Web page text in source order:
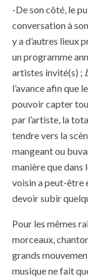
-De son côté, le
conversation à
y a d’autres lieux
un programme
artistes invité(s) ;
l’avance afin que
pouvoir capter
par l’artiste, la
tendre vers la
mangeant ou
manière que dans
voisin a peut-être
devoir subir
Pour les mêmes
morceaux,
grands
musique ne fait